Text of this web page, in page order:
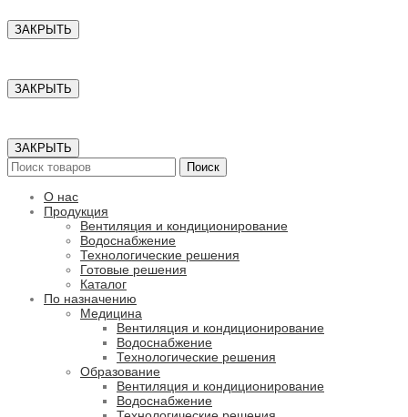
ЗАКРЫТЬ
ЗАКРЫТЬ
ЗАКРЫТЬ
Поиск
О нас
Продукция
Вентиляция и кондиционирование
Водоснабжение
Технологические решения
Готовые решения
Каталог
По назначению
Медицина
Вентиляция и кондиционирование
Водоснабжение
Технологические решения
Образование
Вентиляция и кондиционирование
Водоснабжение